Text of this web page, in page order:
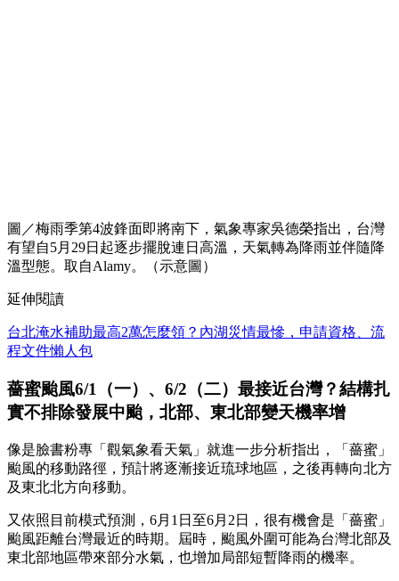
圖／梅雨季第4波鋒面即將南下，氣象專家吳德榮指出，台灣
有望自5月29日起逐步擺脫連日高溫，天氣轉為降雨並伴隨降
溫型態。取自Alamy。（示意圖）
延伸閱讀
台北淹水補助最高2萬怎麼領？內湖災情最慘，申請資格、流
程文件懶人包
薔蜜颱風6/1（一）、6/2（二）最接近台灣？結構扎
實不排除發展中颱，北部、東北部變天機率增
像是臉書粉專「觀氣象看天氣」就進一步分析指出，「薔蜜」
颱風的移動路徑，預計將逐漸接近琉球地區，之後再轉向北方
及東北北方向移動。
又依照目前模式預測，6月1日至6月2日，很有機會是「薔蜜」
颱風距離台灣最近的時期。屆時，颱風外圍可能為台灣北部及
東北部地區帶來部分水氣，也增加局部短暫降雨的機率。